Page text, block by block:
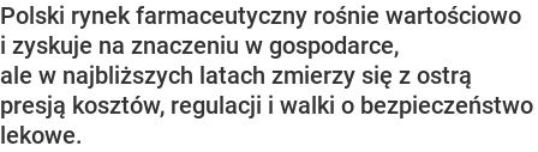
Polski rynek farmaceutyczny rośnie wartościowo
i zyskuje na znaczeniu w gospodarce,
ale w najbliższych latach zmierzy się z ostrą
presją kosztów, regulacji i walki o bezpieczeństwo
lekowe.